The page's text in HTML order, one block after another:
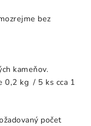
bez
kameňov.
0,2 kg / 5 ks cca 1
počet